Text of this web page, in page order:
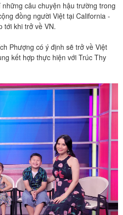
câu chuyện hậu trường trong
đồng người Việt tại California -
tới khi trở về VN.
Phượng có ý định sẽ trở về Việt
kết hợp thực hiện với Trúc Thy